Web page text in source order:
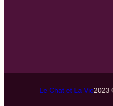
Le Chat et La Vie2023